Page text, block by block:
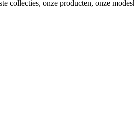
collecties, onze producten, onze